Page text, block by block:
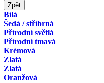
Zpět
Bílá
Šedá / stříbrná
Přírodní světlá
Přírodní tmavá
Krémová
Zlatá
Zlatá
Oranžová